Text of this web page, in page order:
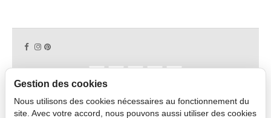
Copyright © 2026 CAPDECO.
Gestion des cookies
Nous utilisons des cookies nécessaires au fonctionnement du
site. Avec votre accord, nous pouvons aussi utiliser des cookies